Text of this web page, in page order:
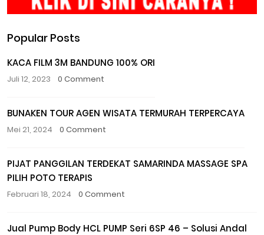
Popular Posts
KACA FILM 3M BANDUNG 100% ORI
Juli 12, 2023 0 Comment
BUNAKEN TOUR AGEN WISATA TERMURAH TERPERCAYA
Mei 21, 2024 0 Comment
PIJAT PANGGILAN TERDEKAT SAMARINDA MASSAGE SPA
PILIH POTO TERAPIS
Februari 18, 2024 0 Comment
Jual Pump Body HCL PUMP Seri 6SP 46 – Solusi Andal